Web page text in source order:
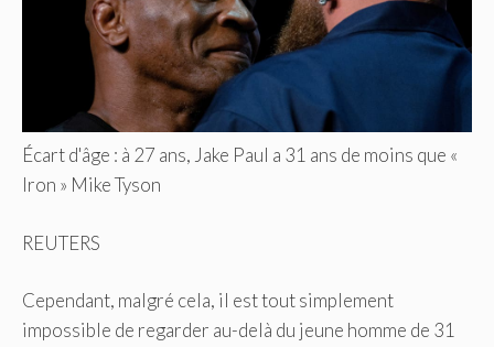
Écart d'âge : à 27 ans, Jake Paul a 31 ans de moins que «
Iron » Mike Tyson
REUTERS
Cependant, malgré cela, il est tout simplement
impossible de regarder au-delà du jeune homme de 31